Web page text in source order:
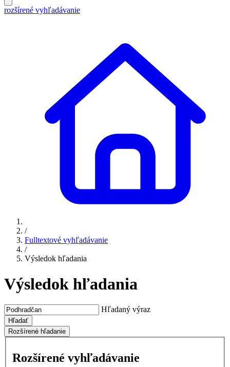
rozšírené vyhľadávanie
/
Fulltextové vyhľadávanie
/
Výsledok hľadania
Výsledok hľadania
Hľadaný výraz
Hľadať
Rozšírené hľadanie
Rozšírené vyhľadávanie